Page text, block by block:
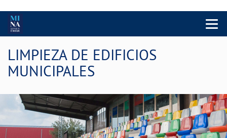
Menu
LIMPIEZA DE EDIFICIOS
MUNICIPALES